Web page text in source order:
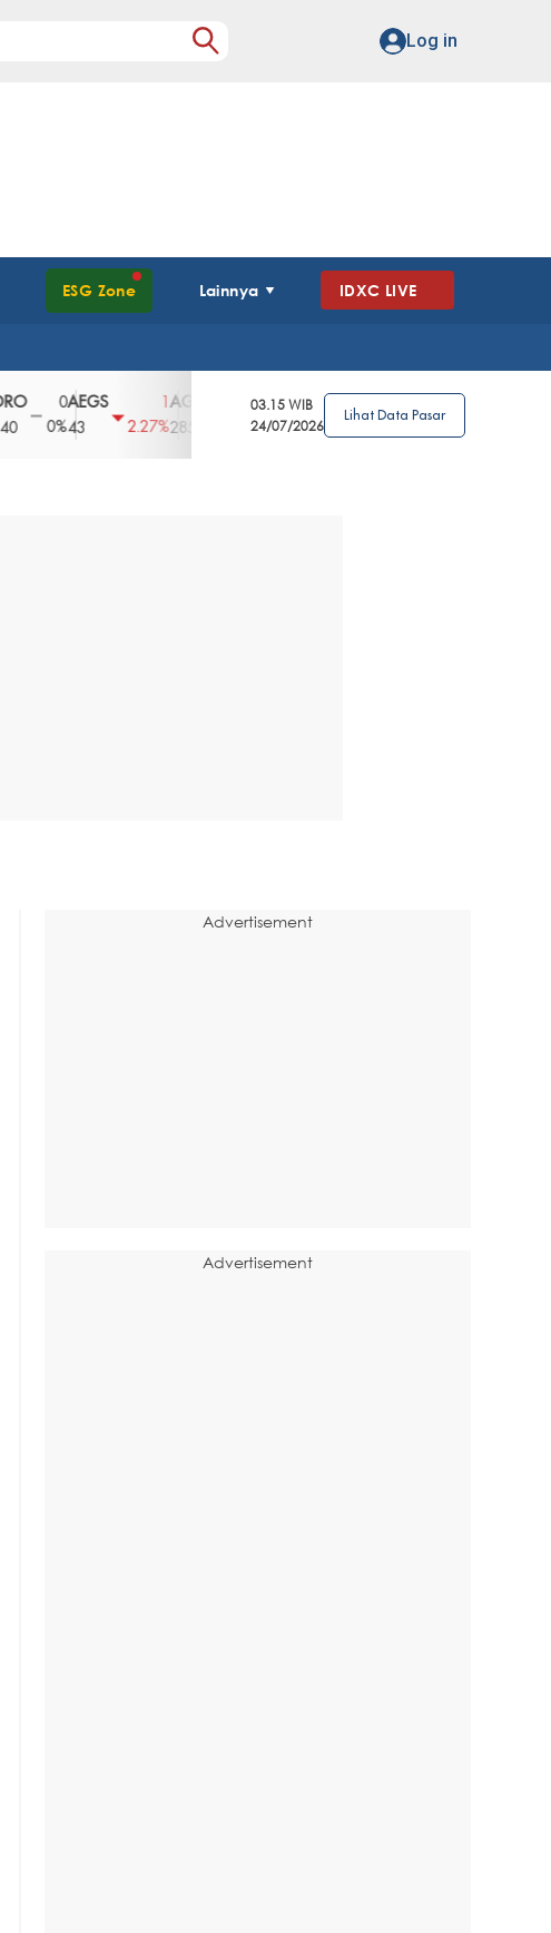
Log in
ESG Zone Lainnya IDXC LIVE
0
0%
AEGS
2.27%2850
3.39%
AGRO
148
4
2.63%
0%
03.15 WIB
24/07/2026
Lihat Data Pasar
Advertisement
Advertisement